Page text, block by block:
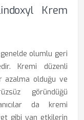
Krem
genelde olumlu geri
Kremi düzenli
azalma olduğu ve
göründüğü
da kremi
gibi yan etkilerin